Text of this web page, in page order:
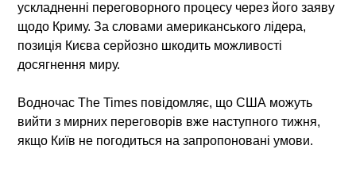
ускладненні переговорного процесу через його заяву
щодо Криму. За словами американського лідера,
позиція Києва серйозно шкодить можливості
досягнення миру.
Водночас The Times повідомляє, що США можуть
вийти з мирних переговорів вже наступного тижня,
якщо Київ не погодиться на запропоновані умови.